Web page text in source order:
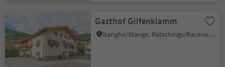
Gasthof Gilfenklamm
Stanghe/Stange, Ratschings/Racines, Sterzing/Vipiteno and environs